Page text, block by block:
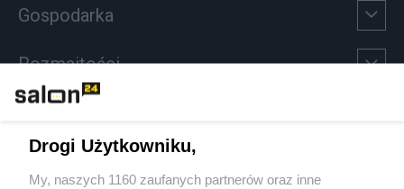
Gospodarka
Rozmaitości
Sport
Drogi Użytkowniku,
My, naszych 1160 zaufanych partnerów oraz inne